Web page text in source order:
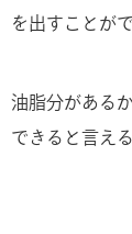
を出すことが
油脂分がある
できると言え